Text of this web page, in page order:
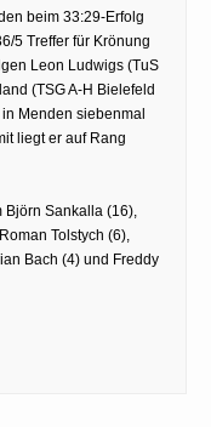
beim 33:29-Erfolg
5 Treffer für Krönung
Leon Ludwigs (TuS
(TSG A-H Bielefeld
Menden siebenmal
liegt er auf Rang
Björn Sankalla (16),
Tolstych (6),
Bach (4) und Freddy